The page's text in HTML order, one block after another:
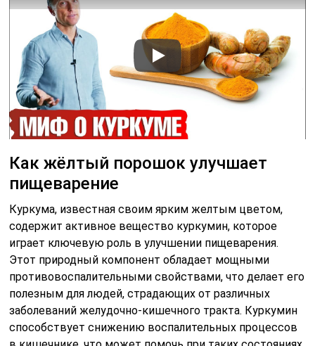
Как жёлтый порошок улучшает
пищеварение
Куркума, известная своим ярким желтым цветом,
содержит активное вещество куркумин, которое
играет ключевую роль в улучшении пищеварения.
Этот природный компонент обладает мощными
противовоспалительными свойствами, что делает его
полезным для людей, страдающих от различных
заболеваний желудочно-кишечного тракта. Куркумин
способствует снижению воспалительных процессов